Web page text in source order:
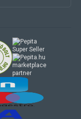
marketplace
partner